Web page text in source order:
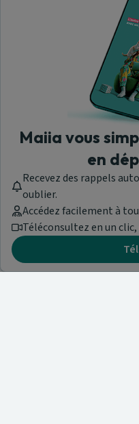
Maiia vous
en
Recevez des rappels
oublier.
Accédez facilement à
Téléconsultez en un clic,